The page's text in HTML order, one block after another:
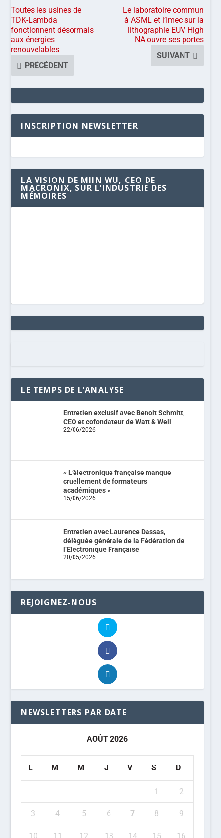
Toutes les usines de
TDK-Lambda
fonctionnent désormais
aux énergies
renouvelables
PRÉCÉDENT
Le laboratoire commun
à ASML et l’Imec sur la
lithographie EUV High
NA ouvre ses portes
SUIVANT
INSCRIPTION NEWSLETTER
LA VISION DE MIIN WU, CEO DE
MACRONIX, SUR L’INDUSTRIE DES
MÉMOIRES
LE TEMPS DE L’ANALYSE
Entretien exclusif avec Benoit Schmitt,
CEO et cofondateur de Watt & Well
22/06/2026
« L’électronique française manque
cruellement de formateurs
académiques »
15/06/2026
Entretien avec Laurence Dassas,
déléguée générale de la Fédération de
l’Electronique Française
20/05/2026
REJOIGNEZ-NOUS
NEWSLETTERS PAR DATE
AOÛT 2026
L M M J V S D
1 2
3 4 5 6 7 8 9
10 11 12 13 14 15 16